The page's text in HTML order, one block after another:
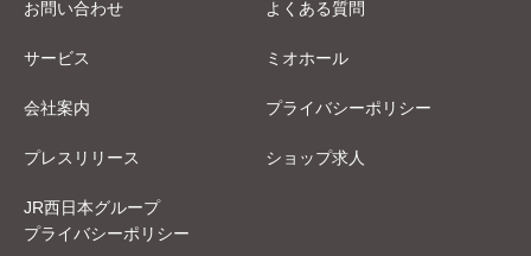
お問い合わせ よくある質問
サービス ミオホール
会社案内 プライバシーポリシー
プレスリリース ショップ求人
JR西日本グループ
プライバシーポリシー